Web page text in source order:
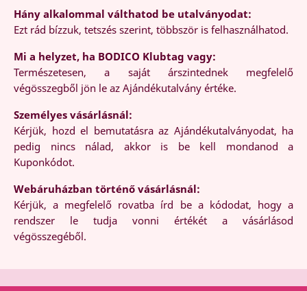
Hány alkalommal válthatod be utalványodat:
Ezt rád bízzuk, tetszés szerint, többször is felhasználhatod.
Mi a helyzet, ha BODICO Klubtag vagy:
Természetesen, a saját árszintednek megfelelő
végösszegből jön le az Ajándékutalvány értéke.
Személyes vásárlásnál:
Kérjük, hozd el bemutatásra az Ajándékutalványodat, ha
pedig nincs nálad, akkor is be kell mondanod a
Kuponkódot.
Webáruházban történő vásárlásnál:
Kérjük, a megfelelő rovatba írd be a kódodat, hogy a
rendszer le tudja vonni értékét a vásárlásod
végösszegéből.